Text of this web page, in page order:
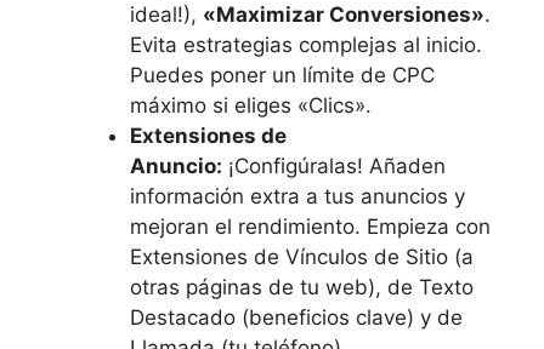
ideal!), «Maximizar Conversiones».
Evita estrategias complejas al inicio.
Puedes poner un límite de CPC
máximo si eliges «Clics».
Extensiones de
Anuncio: ¡Configúralas! Añaden
información extra a tus anuncios y
mejoran el rendimiento. Empieza con
Extensiones de Vínculos de Sitio (a
otras páginas de tu web), de Texto
Destacado (beneficios clave) y de